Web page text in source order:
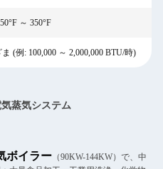
～ 350°F
(例: 100,000 ～ 2,000,000 BTU/時)
蒸気システム
ボイラー （90KW-144KW）で、中